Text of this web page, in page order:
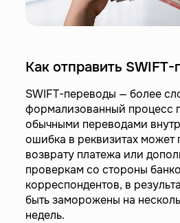
Как отправить
SWIFT-переводы — более
формализованный процесс
обычными переводами
ошибка в реквизитах может
возврату платежа или
проверкам со стороны
корреспондентов, в
быть заморожены на
недель.